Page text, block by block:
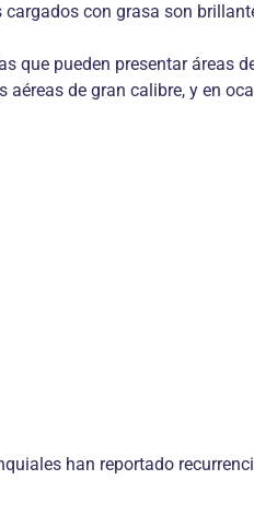
con grasa son
que pueden presentar
aéreas de gran calibre, y en
han reportado